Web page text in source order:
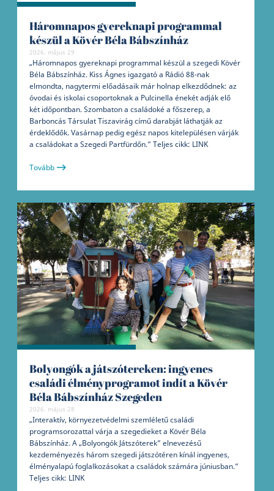
Háromnapos gyereknapi programmal
készül a Kövér Béla Bábszínház
2026. május 29
„Háromnapos gyereknapi programmal készül a szegedi Kövér
Béla Bábszínház. Kiss Ágnes igazgató a Rádió 88-nak
elmondta, nagytermi előadásaik már holnap elkezdődnek: az
óvodai és iskolai csoportoknak a Pulcinella énekét adják elő
két időpontban. Szombaton a családoké a főszerep, a
Barboncás Társulat Tiszavirág című darabját láthatják az
érdeklődők. Vasárnap pedig egész napos kitelepülésen várják
a családokat a Szegedi Partfürdőn.” Teljes cikk: LINK
Tovább
Bolyongók a játszótereken: ingyenes
családi élményprogramot indít a Kövér
Béla Bábszínház Szegeden
2026. május 28
„Interaktív, környezetvédelmi szemléletű családi
programsorozattal várja a szegedieket a Kövér Béla
Bábszínház. A „Bolyongók Játszóterek” elnevezésű
kezdeményezés három szegedi játszótéren kínál ingyenes,
élményalapú foglalkozásokat a családok számára júniusban.”
Teljes cikk: LINK